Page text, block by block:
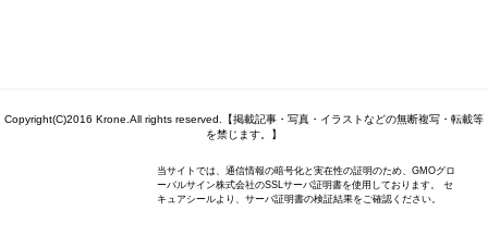
Copyright(C)2016 Krone.All rights reserved.【掲載記事・写真・イラストなどの無断複写・転載等
を禁じます。】
当サイトでは、通信情報の暗号化と実在性の証明のため、GMOグロ
ーバルサイン株式会社のSSLサーバ証明書を使用しております。 セ
キュアシールより、サーバ証明書の検証結果をご確認ください。